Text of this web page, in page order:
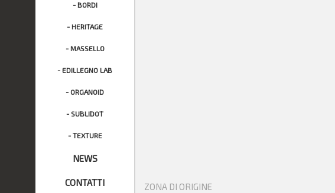
- BORDI
- HERITAGE
- MASSELLO
- EDILLEGNO LAB
- ORGANOID
- SUBLIDOT
- TEXTURE
NEWS
CONTATTI
ZONA DI ORIGINE